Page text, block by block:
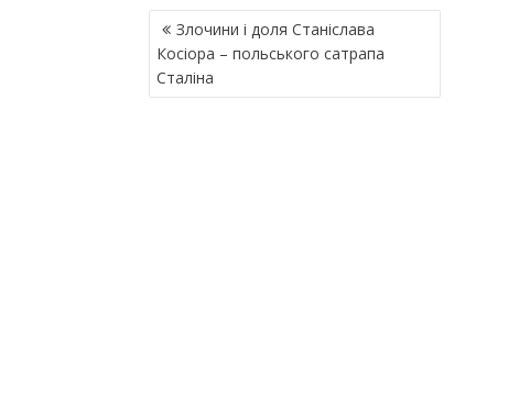
Н
А
В
І
Злочини і доля Станіслава
Косіора – польського сатрапа
Сталіна